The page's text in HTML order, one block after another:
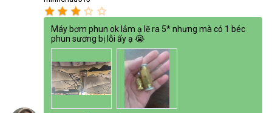
star star star star_border star_border
Máy bơm phun ok lắm ạ lẽ ra 5* nhưng mà có 1 béc
phun sương bị lỗi ấy ạ 😭